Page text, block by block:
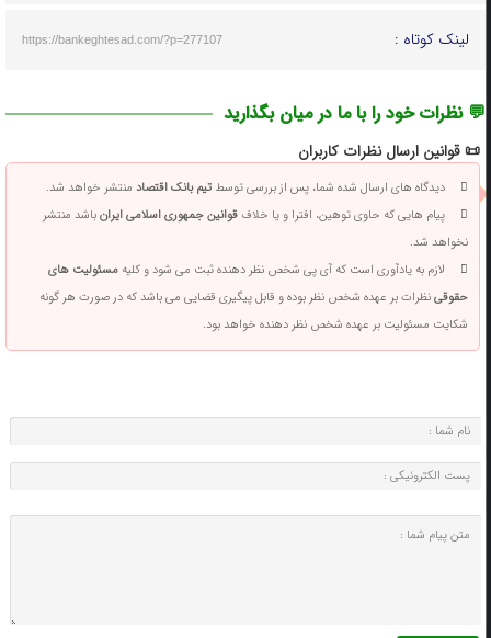
لینک کوتاه : https://bankeghtesad.com/?p=277107
💬 نظرات خود را با ما در میان بگذارید
📜 قوانین ارسال نظرات کاربران
دیدگاه های ارسال شده شما، پس از بررسی توسطتیم بانک اقتصادمنتشر خواهد شد.
پیام هایی که حاوی توهین، افترا و یا خلافقوانین جمهوری اسلامی ایرانباشد منتشر
نخواهد شد.
لازم به یادآوری است که آی پی شخص نظر دهنده ثبت می شود و کلیهمسئولیت های
حقوقینظرات بر عهده شخص نظر بوده و قابل پیگیری قضایی می باشد که در صورت هر گونه
شکایت مسئولیت بر عهده شخص نظر دهنده خواهد بود.